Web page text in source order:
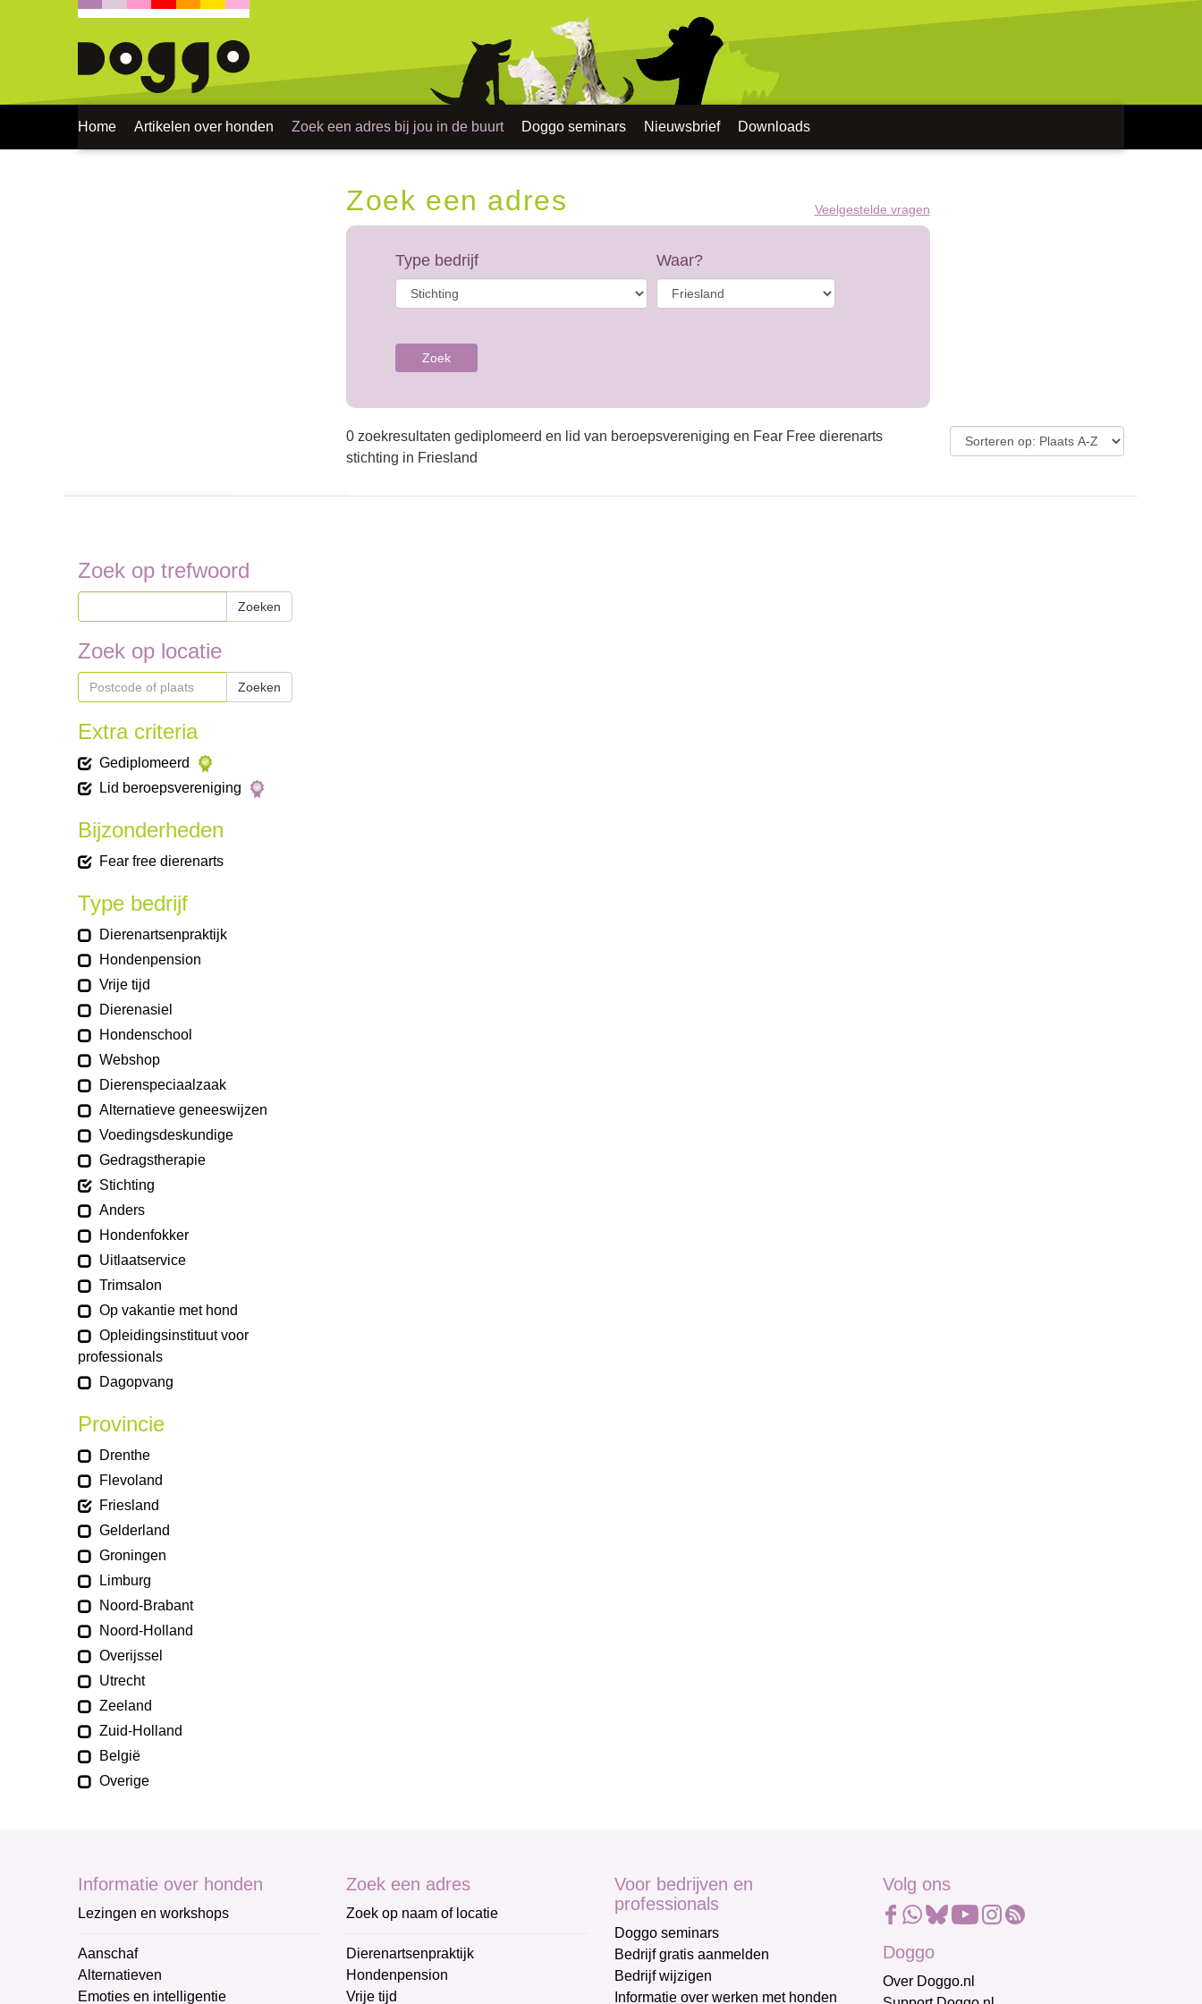
Home Artikelen over honden Zoek een adres bij jou in de buurt Doggo seminars Nieuwsbrief Downloads
Zoek een adres Veelgestelde vragen
Type bedrijf Waar?
Zoek
0 zoekresultaten gediplomeerd en lid van beroepsvereniging en Fear Free dierenarts
stichting in Friesland
Zoek op trefwoord
Zoeken
Zoek op locatie
Zoeken
Extra criteria
Gediplomeerd
Lid beroepsvereniging
Bijzonderheden
Fear free dierenarts
Type bedrijf
Dierenartsenpraktijk
Hondenpension
Vrije tijd
Dierenasiel
Hondenschool
Webshop
Dierenspeciaalzaak
Alternatieve geneeswijzen
Voedingsdeskundige
Gedragstherapie
Stichting
Anders
Hondenfokker
Uitlaatservice
Trimsalon
Op vakantie met hond
Opleidingsinstituut voor
professionals
Dagopvang
Provincie
Drenthe
Flevoland
Friesland
Gelderland
Groningen
Limburg
Noord-Brabant
Noord-Holland
Overijssel
Utrecht
Zeeland
Zuid-Holland
België
Overige
Informatie over honden
Lezingen en workshops
Aanschaf
Alternatieven
Emoties en intelligentie
Zoek een adres
Zoek op naam of locatie
Dierenartsenpraktijk
Hondenpension
Vrije tijd
Voor bedrijven en
professionals
Doggo seminars
Bedrijf gratis aanmelden
Bedrijf wijzigen
Informatie over werken met honden
Volg ons
Doggo
Over Doggo.nl